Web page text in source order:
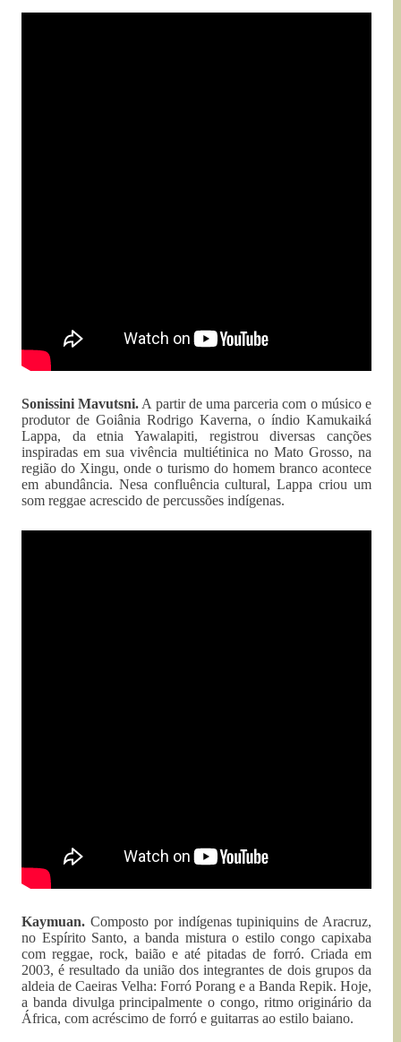
Sonissini Mavutsni. A partir de uma parceria com o músico e
produtor de Goiânia Rodrigo Kaverna, o índio Kamukaiká
Lappa, da etnia Yawalapiti, registrou diversas canções
inspiradas em sua vivência multiétinica no Mato Grosso, na
região do Xingu, onde o turismo do homem branco acontece
em abundância. Nesa confluência cultural, Lappa criou um
som reggae acrescido de percussões indígenas.
Kaymuan. Composto por indígenas tupiniquins de Aracruz,
no Espírito Santo, a banda mistura o estilo congo capixaba
com reggae, rock, baião e até pitadas de forró. Criada em
2003, é resultado da união dos integrantes de dois grupos da
aldeia de Caeiras Velha: Forró Porang e a Banda Repik. Hoje,
a banda divulga principalmente o congo, ritmo originário da
África, com acréscimo de forró e guitarras ao estilo baiano.